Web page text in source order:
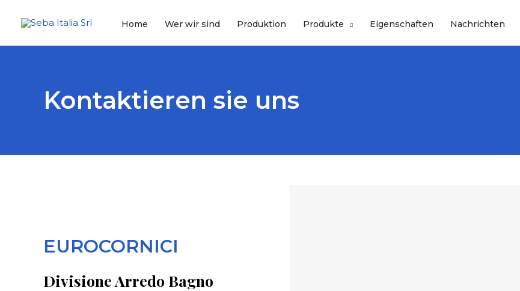
Home Wer wir sind Produktion Produkte Eigenschaften Nachrichten
Kontaktieren sie uns
EUROCORNICI
Divisione Arredo Bagno